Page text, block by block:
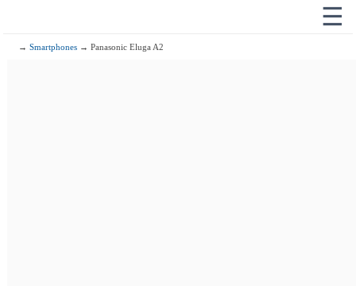
☰
→Smartphones → Panasonic Eluga A2